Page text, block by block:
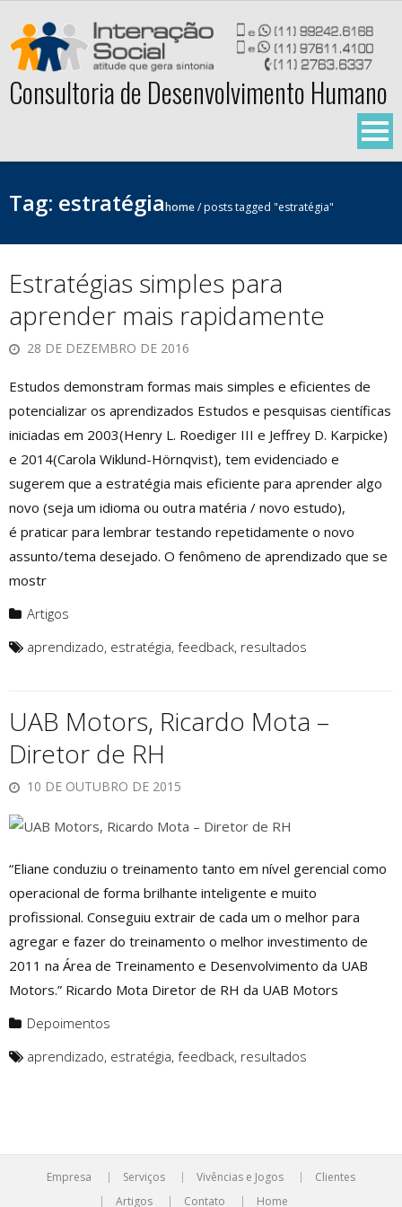
content
Consultoria de Desenvolvimento Humano
Tag: estratégiahome/posts tagged "estratégia"
Estratégias simples para
aprender mais rapidamente
28 DE DEZEMBRO DE 2016
Estudos demonstram formas mais simples e eficientes de
potencializar os aprendizados Estudos e pesquisas científicas
iniciadas em 2003(Henry L. Roediger III e Jeffrey D. Karpicke)
e 2014(Carola Wiklund-Hörnqvist), tem evidenciado e
sugerem que a estratégia mais eficiente para aprender algo
novo (seja um idioma ou outra matéria / novo estudo),
é praticar para lembrar testando repetidamente o novo
assunto/tema desejado. O fenômeno de aprendizado que se
mostr
Artigos
aprendizado, estratégia, feedback, resultados
UAB Motors, Ricardo Mota –
Diretor de RH
10 DE OUTUBRO DE 2015
“Eliane conduziu o treinamento tanto em nível gerencial como
operacional de forma brilhante inteligente e muito
profissional. Conseguiu extrair de cada um o melhor para
agregar e fazer do treinamento o melhor investimento de
2011 na Área de Treinamento e Desenvolvimento da UAB
Motors.” Ricardo Mota Diretor de RH da UAB Motors
Depoimentos
aprendizado, estratégia, feedback, resultados
Empresa Serviços Vivências e Jogos
Clientes
Artigos
Contato Home